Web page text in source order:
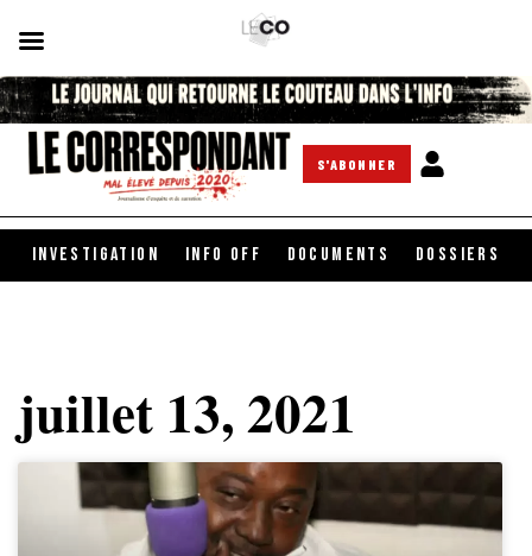
S'ABONNER
INVESTIGATION INFO OFF DOCUMENTS DOSSIERS
juillet 13, 2021